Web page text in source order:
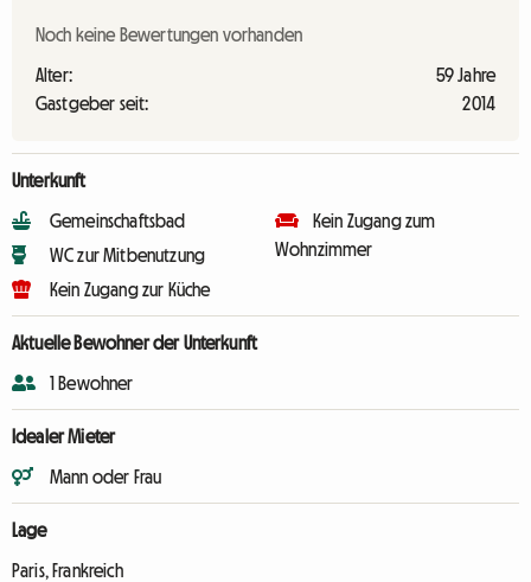
Noch keine Bewertungen vorhanden
Alter:
59 Jahre
Gastgeber seit:
2014
Unterkunft
Gemeinschaftsbad
WC zur Mitbenutzung
Kein Zugang zur Küche
Kein Zugang zum
Wohnzimmer
Aktuelle Bewohner der Unterkunft
1 Bewohner
Idealer Mieter
Mann oder Frau
Lage
Paris, Frankreich